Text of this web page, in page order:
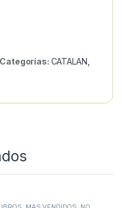
Categorías: CATALAN